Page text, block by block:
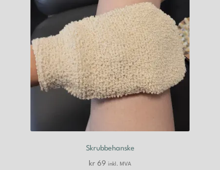
Skrubbehanske
kr 69 inkl. MVA